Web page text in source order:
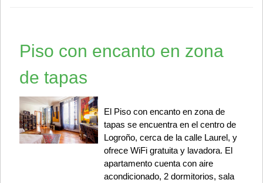
Piso con encanto en zona
de tapas
El Piso con encanto en zona de
tapas se encuentra en el centro de
Logroño, cerca de la calle Laurel, y
ofrece WiFi gratuita y lavadora. El
apartamento cuenta con aire
acondicionado, 2 dormitorios, sala